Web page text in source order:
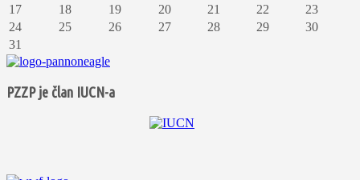
17
18 19 20 21 22
23
24
25 26 27 28 29
30
31
PZZP je član IUCN-a